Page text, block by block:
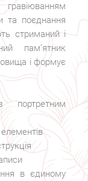
та поєднання
стриманий і
пам’ятник
і формує
в єдиному